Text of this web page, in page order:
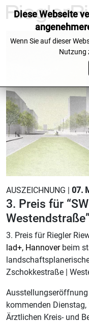
AUSZEICHNUNG | 07.
3. Preis für
Westendstraße”
3. Preis für Riegler
lad+, Hannoverbeim
Zschokkestraße |
kommenden
Ärztlichen Kreis- und
Diese Webseite
Wenn Sie auf dieser
Nutzung